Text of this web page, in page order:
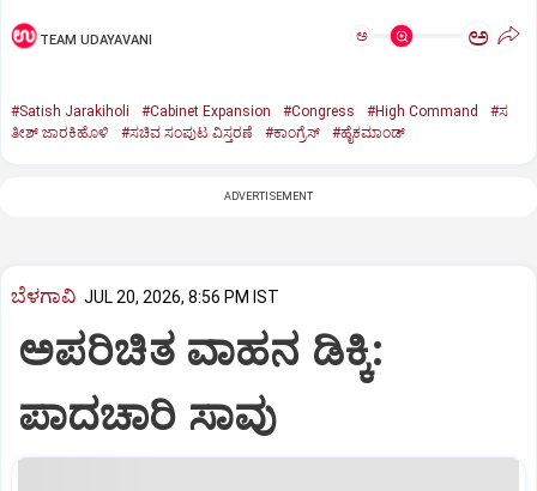
TEAM UDAYAVANI ಅ ಅ
#Satish Jarakiholi #Cabinet Expansion #Congress #High Command
#ಸ
ತೀಶ್ ಜಾರಕಿಹೊಳಿ
#ಸಚಿವ ಸಂಪುಟ ವಿಸ್ತರಣೆ #ಕಾಂಗ್ರೆಸ್ #ಹೈಕಮಾಂಡ್
ADVERTISEMENT
ಬೆಳಗಾವಿ JUL 20, 2026, 8:56 PM IST
ಅಪರಿಚಿತ ವಾಹನ ಡಿಕ್ಕಿ:
ಪಾದಚಾರಿ ಸಾವು